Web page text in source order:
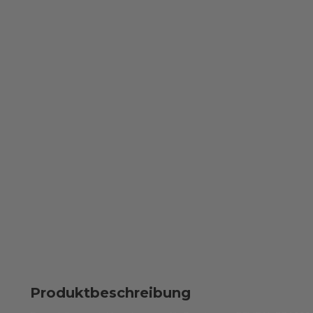
Produktbeschreibung